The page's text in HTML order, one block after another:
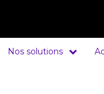
Nos solutions